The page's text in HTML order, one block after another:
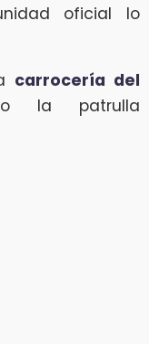
oficial lo
carrocería del
la patrulla